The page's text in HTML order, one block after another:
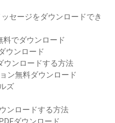
セージをダウンロードでき
料でダウンロード
ウンロード
ウンロードする方法
ン無料ダウンロード
ズ
ンロードする方法